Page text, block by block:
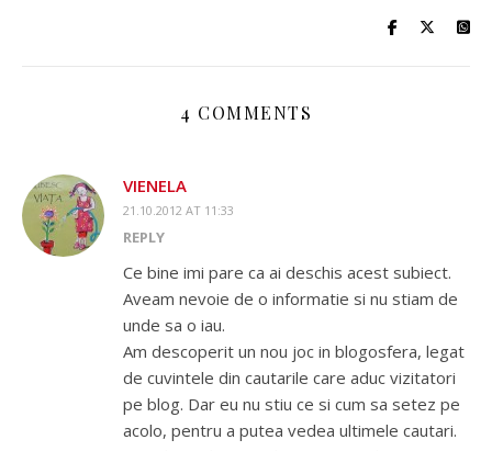
4 COMMENTS
VIENELA
21.10.2012 AT 11:33
REPLY
Ce bine imi pare ca ai deschis acest subiect.
Aveam nevoie de o informatie si nu stiam de
unde sa o iau.
Am descoperit un nou joc in blogosfera, legat
de cuvintele din cautarile care aduc vizitatori
pe blog. Dar eu nu stiu ce si cum sa setez pe
acolo, pentru a putea vedea ultimele cautari.